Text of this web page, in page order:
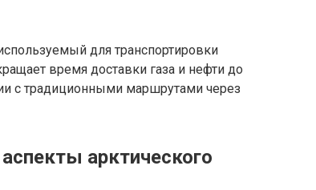
для транспортировки
время доставки газа и нефти до
с традиционными маршрутами через
арктического